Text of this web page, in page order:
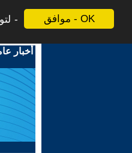
موافق - OK
أخبار